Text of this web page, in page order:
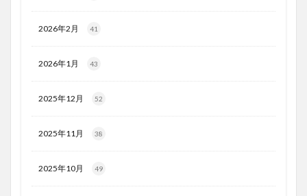
2026年2月 41
2026年1月 43
2025年12月 52
2025年11月 38
2025年10月 49